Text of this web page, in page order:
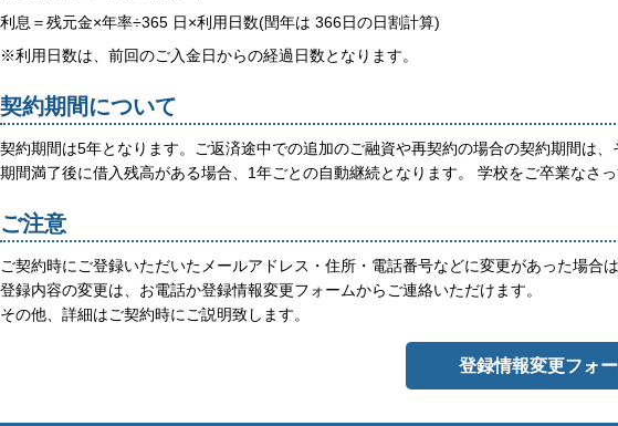
利息＝残元金×年率÷365 日×利用日数(閏年は 366日の日割計算)
※利用日数は、前回のご入金日からの経過日数となります。
契約期間について
契約期間は5年となります。ご返済途中での追加のご融資や再契約の場合の契約期間は、
期間満了後に借入残高がある場合、1年ごとの自動継続となります。 学校をご卒業なさ
ご注意
ご契約時にご登録いただいたメールアドレス・住所・電話番号などに変更があった場合
登録内容の変更は、お電話か登録情報変更フォームからご連絡いただけます。
その他、詳細はご契約時にご説明致します。
登録情報変更フォ